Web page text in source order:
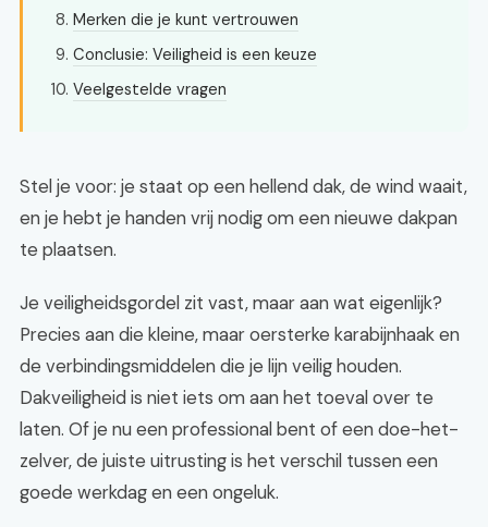
Merken die je kunt vertrouwen
Conclusie: Veiligheid is een keuze
Veelgestelde vragen
Stel je voor: je staat op een hellend dak, de wind waait,
en je hebt je handen vrij nodig om een nieuwe dakpan
te plaatsen.
Je veiligheidsgordel zit vast, maar aan wat eigenlijk?
Precies aan die kleine, maar oersterke karabijnhaak en
de verbindingsmiddelen die je lijn veilig houden.
Dakveiligheid is niet iets om aan het toeval over te
laten. Of je nu een professional bent of een doe-het-
zelver, de juiste uitrusting is het verschil tussen een
goede werkdag en een ongeluk.